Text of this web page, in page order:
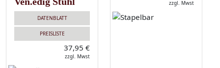
DATENBLATT
PREISLISTE
37,95 €
zzgl. Mwst
zzgl. Mwst